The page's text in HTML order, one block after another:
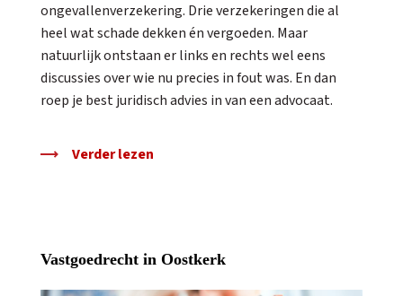
ongevallenverzekering. Drie verzekeringen die al
heel wat schade dekken én vergoeden. Maar
natuurlijk ontstaan er links en rechts wel eens
discussies over wie nu precies in fout was. En dan
roep je best juridisch advies in van een advocaat.
Verder lezen
Vastgoedrecht in Oostkerk